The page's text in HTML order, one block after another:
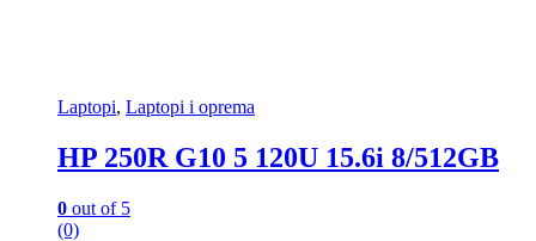
Laptopi, Laptopi i oprema
HP 250R G10 5 120U 15.6i 8/512GB
0 out of 5
(0)